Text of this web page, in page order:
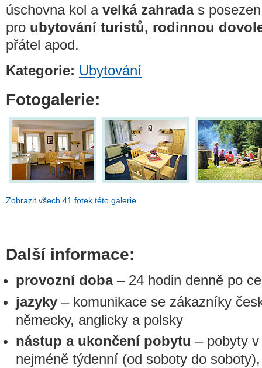
úschovna kol a velká zahradas
pro ubytování turistů, rodinnou
přátel apod.
Kategorie: Ubytování
Fotogalerie:
Zobrazit všech 41 fotek této galerie
Další informace:
provozní doba– 24 hodin denně po
jazyky – komunikace se zákazníky
německy, anglicky a polsky
nástup a ukončení pobytu – pobyty
nejméně týdenní (od soboty do